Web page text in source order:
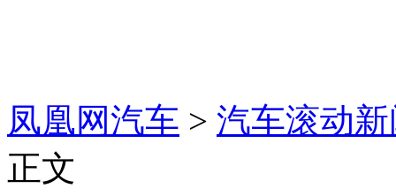
凤凰网汽车 > 汽车滚动
正文